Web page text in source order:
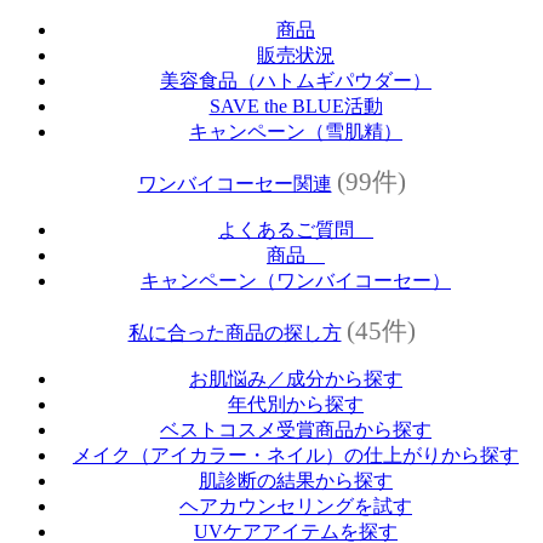
商品
販売状況
美容食品（ハトムギパウダー）
SAVE the BLUE活動
キャンペーン（雪肌精）
ワンバイコーセー関連 (99件)
よくあるご質問
商品
キャンペーン（ワンバイコーセー）
私に合った商品の探し方 (45件)
お肌悩み／成分から探す
年代別から探す
ベストコスメ受賞商品から探す
メイク（アイカラー・ネイル）の仕上がりから探す
肌診断の結果から探す
ヘアカウンセリングを試す
UVケアアイテムを探す